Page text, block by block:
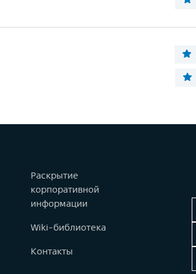
Раскрытие
корпоративной
информации
Wiki-библиотека
Контакты